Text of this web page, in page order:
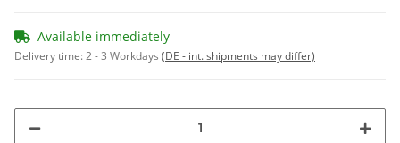
Available immediately
Delivery time:2 - 3 Workdays (DE - int. shipments may differ)